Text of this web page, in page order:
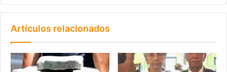
Artículos relacionados